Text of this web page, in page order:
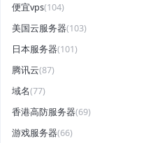
便宜vps(104)
美国云服务器(103)
日本服务器(101)
腾讯云(87)
域名(77)
香港高防服务器(69)
游戏服务器(66)